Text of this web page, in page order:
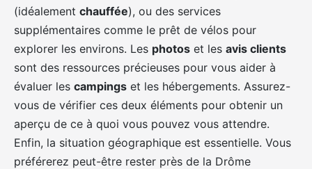
(idéalement chauffée), ou des services
supplémentaires comme le prêt de vélos pour
explorer les environs. Les photos et les avis clients
sont des ressources précieuses pour vous aider à
évaluer les campings et les hébergements. Assurez-
vous de vérifier ces deux éléments pour obtenir un
aperçu de ce à quoi vous pouvez vous attendre.
Enfin, la situation géographique est essentielle. Vous
préférerez peut-être rester près de la Drôme